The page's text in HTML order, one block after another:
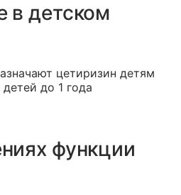
в детском
цетиризин детям
до 1 года
функции